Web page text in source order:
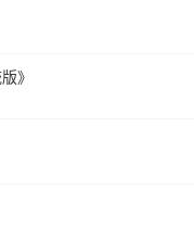
》